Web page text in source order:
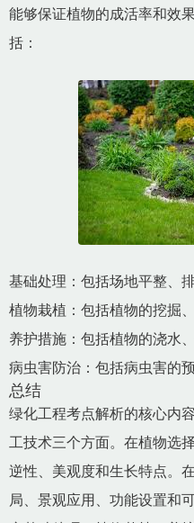
能够保证植物的成活率和效
括：
基础处理：包括场地平整、
植物栽植：包括植物的挖掘
养护措施：包括植物的浇水
病虫害防治：包括病虫害的
总结
绿化工程考点解析的核心内
工技术三个方面。在植物选
逆性、美观度和生长特点。
局、景观应用、功能设置和